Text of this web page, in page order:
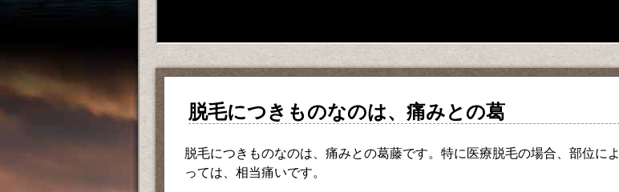
脱毛につきものなのは、痛みとの葛
脱毛につきものなのは、痛みとの葛藤です。特に医療脱毛の場合、部位によ
っては、相当痛いです。